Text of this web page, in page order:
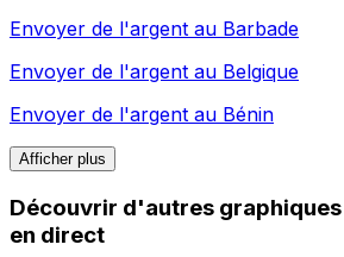
Envoyer de l'argent au Barbade
Envoyer de l'argent au Belgique
Envoyer de l'argent au Bénin
Afficher plus
Découvrir d'autres graphiques
en direct